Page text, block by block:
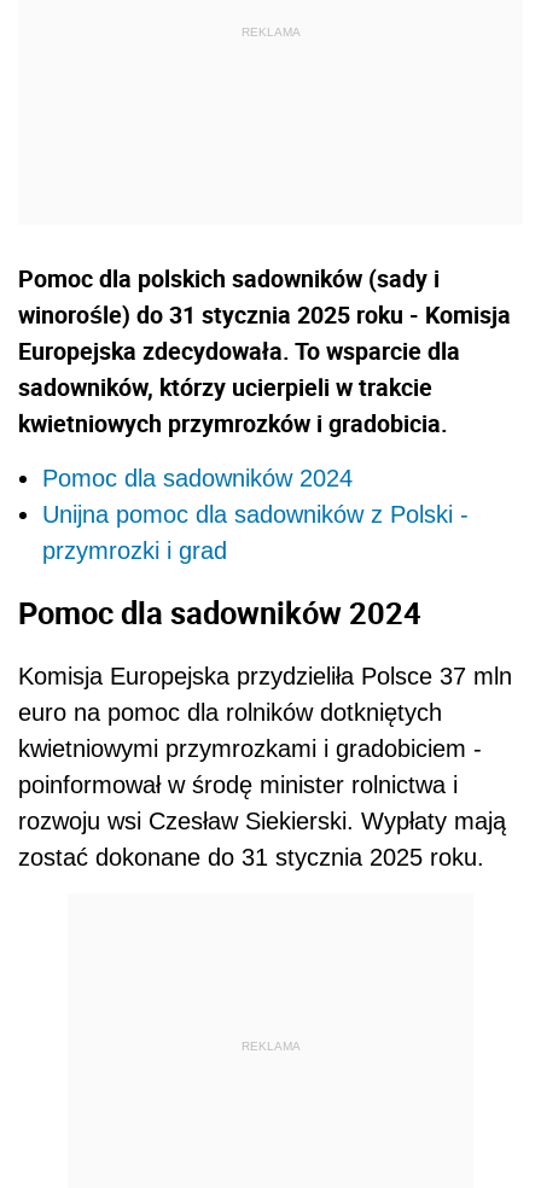
Pomoc dla polskich sadowników (sady i
winorośle) do 31 stycznia 2025 roku - Komisja
Europejska zdecydowała. To wsparcie dla
sadowników, którzy ucierpieli w trakcie
kwietniowych przymrozków i gradobicia.
Pomoc dla sadowników 2024
Unijna pomoc dla sadowników z Polski -
przymrozki i grad
Pomoc dla sadowników 2024
Komisja Europejska przydzieliła Polsce 37 mln
euro na pomoc dla rolników dotkniętych
kwietniowymi przymrozkami i gradobiciem -
poinformował w środę minister rolnictwa i
rozwoju wsi Czesław Siekierski. Wypłaty mają
zostać dokonane do 31 stycznia 2025 roku.
REKLAMA